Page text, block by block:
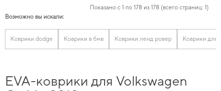
Показано с 1 по 178 из 178 (всего страниц: 1)
Возможно вы искали:
Коврики dodge Коврики в бмв Коврики ленд ровер Коврики для
EVA-коврики для Volkswagen